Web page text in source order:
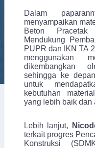
Dalam
menyampaikan
Beton
Mendukung
PUPR dan IKN TA
menggunakan
dikembangkan
sehingga ke
untuk
kebutuhan
yang lebih baik dan
Lebih lanjut,
terkait progres
Konstruksi